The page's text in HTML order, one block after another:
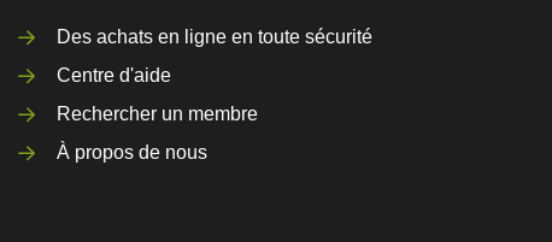
Des achats en ligne en toute sécurité
Centre d'aide
Rechercher un membre
À propos de nous